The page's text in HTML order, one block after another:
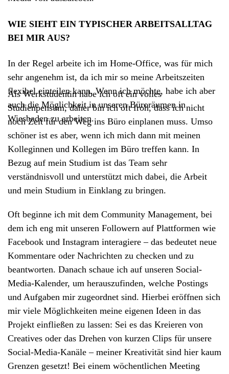
WIE SIEHT EIN TYPISCHER ARBEITSALLTAG
BEI MIR AUS?
In der Regel arbeite ich im Home-Office, was für mich
sehr angenehm ist, da ich mir so meine Arbeitszeiten
flexibel einteilen kann. Wenn ich möchte, habe ich aber
auch die Möglichkeit in unseren Büroräumen in
Wiesbaden zu arbeiten.
Als Werkstudentin habe ich oft ein volles
Studienpensum, daher bin ich oft froh, dass ich nicht
noch Zeit für den Weg ins Büro einplanen muss. Umso
schöner ist es aber, wenn ich mich dann mit meinen
Kolleginnen und Kollegen im Büro treffen kann. In
Bezug auf mein Studium ist das Team sehr
verständnisvoll und unterstützt mich dabei, die Arbeit
und mein Studium in Einklang zu bringen.
Oft beginne ich mit dem Community Management, bei
dem ich eng mit unseren Followern auf Plattformen wie
Facebook und Instagram interagiere – das bedeutet neue
Kommentare oder Nachrichten zu checken und zu
beantworten. Danach schaue ich auf unseren Social-
Media-Kalender, um herauszufinden, welche Postings
und Aufgaben mir zugeordnet sind. Hierbei eröffnen sich
mir viele Möglichkeiten meine eigenen Ideen in das
Projekt einfließen zu lassen: Sei es das Kreieren von
Creatives oder das Drehen von kurzen Clips für unsere
Social-Media-Kanäle – meiner Kreativität sind hier kaum
Grenzen gesetzt! Bei einem wöchentlichen Meeting